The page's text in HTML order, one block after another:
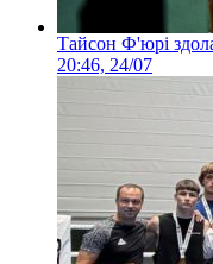
Тайсон Ф'юрі
20:46, 24/07